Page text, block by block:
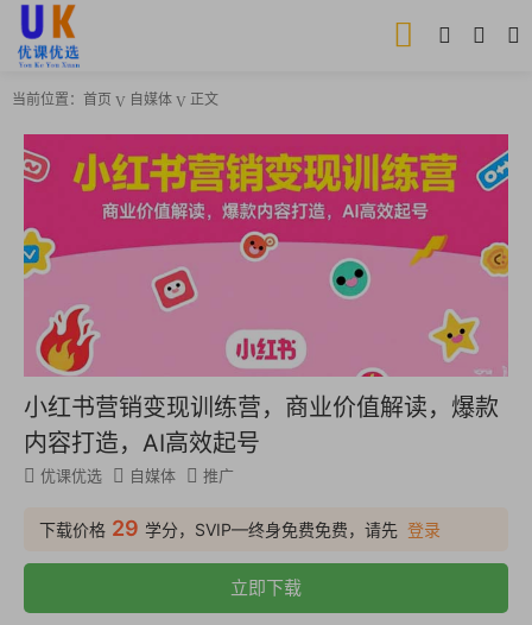
当前位置： 首页 自媒体 正文
小红书营销变现训练营，商业价值解读，爆款
内容打造，AI高效起号
优课优选 自媒体 推广
下载价格 29 学分，SVIP—终身免费免费，请先 登录
立即下载